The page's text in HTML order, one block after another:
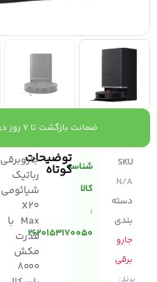
ضمانت بازگشت تا 7 روز در صورت عدم ایراد ظاهری
SKU
N/A
دسته
بندی
جارو
برقی
شناسه
کالا
:
2620153170050
توضیحات
کوتاه
جاروبرقی
رباتیک
شیائومی
X20
Max با
قدرت
مکش
۸۰۰۰